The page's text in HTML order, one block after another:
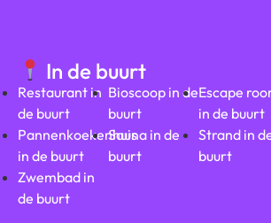
In de buurt
Restaurant in
de buurt
Pannenkoekenhuis
in de buurt
Zwembad in
de buurt
Bioscoop in de
buurt
Sauna in de
buurt
Escape
in de buurt
Strand in
buurt